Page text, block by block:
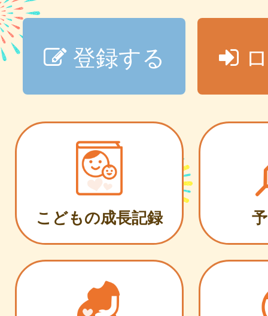
登録する
こどもの成長記録